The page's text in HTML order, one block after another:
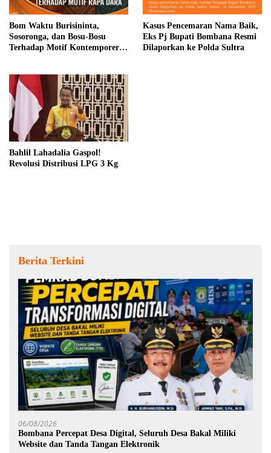
Bom Waktu Burisininta,
Sosoronga, dan Bosu-Bosu
Terhadap Motif Kontemporer
Kasus Pencemaran Nama Baik,
Eks Pj Bupati Bombana Resmi
Dilaporkan ke Polda Sultra
Bahlil Lahadalia Gaspol!
Revolusi Distribusi LPG 3 Kg
Berita Terkini
06/08/2026
Bombana Percepat Desa Digital, Seluruh Desa Bakal Miliki
Website dan Tanda Tangan Elektronik